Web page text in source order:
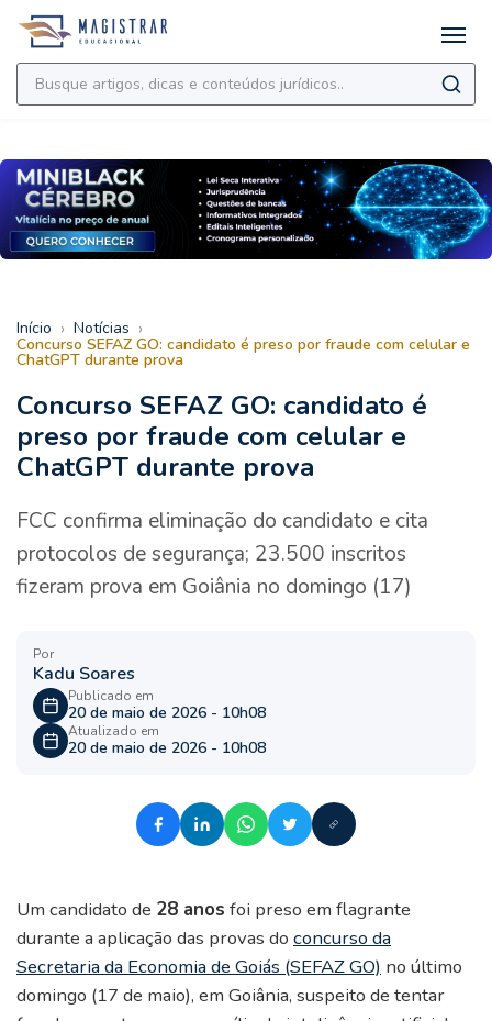
Início › Notícias ›
Concurso SEFAZ GO: candidato é preso por fraude com celular e
ChatGPT durante prova
Concurso SEFAZ GO: candidato é
preso por fraude com celular e
ChatGPT durante prova
FCC confirma eliminação do candidato e cita
protocolos de segurança; 23.500 inscritos
fizeram prova em Goiânia no domingo (17)
Por
Kadu Soares
Publicado em
20 de maio de 2026 - 10h08
Atualizado em
20 de maio de 2026 - 10h08
Um candidato de 28 anos foi preso em flagrante
durante a aplicação das provas do concurso da
Secretaria da Economia de Goiás (SEFAZ GO) no último
domingo (17 de maio), em Goiânia, suspeito de tentar